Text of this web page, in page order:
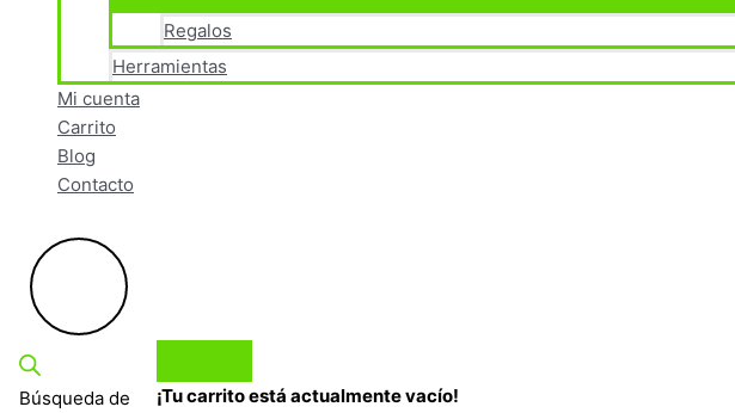
Regalos
Herramientas
Mi cuenta
Carrito
Blog
Contacto
Búsqueda de
¡Tu carrito está actualmente vacío!